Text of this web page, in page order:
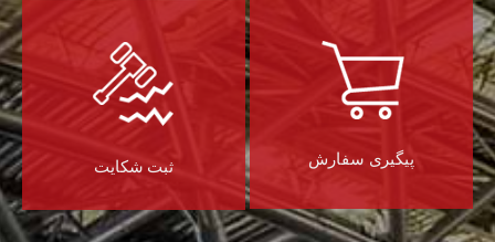
پیگیری سفارش ثبت شکایت